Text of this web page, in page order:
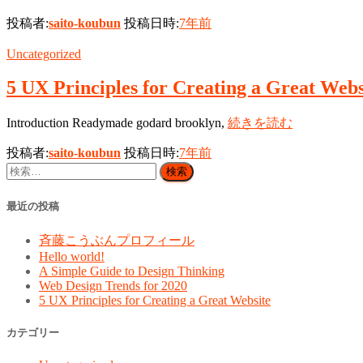
投稿者:saito-koubun 投稿日時:7年前
Uncategorized
5 UX Principles for Creating a Great
Introduction Readymade godard brooklyn, 続きを読む
投稿者:saito-koubun 投稿日時:7年前
検
最近の投稿
斉藤こうぶんプロフィール
Hello world!
A Simple Guide to Design Thinking
Web Design Trends for 2020
5 UX Principles for Creating a Great Website
カテゴリー